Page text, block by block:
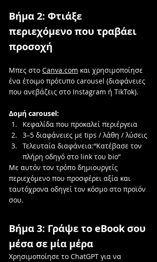
Βήμα 2: Φτιάξε
περιεχόμενο που τραβάει
προσοχή
Μπες στο Canva.com και χρησιμοποίησε
ένα έτοιμο πρότυπο carousel (διαφάνειες
που ανεβάζεις στο Instagram ή TikTok).
Δομή carousel:
Κεφαλίδα που προκαλεί περιέργεια
3–5 διαφάνειες με tips / λάθη / λύσεις
Τελευταία διαφάνεια:“Κατέβασε τον
πλήρη οδηγό στο link του bio”
Με αυτόν τον τρόπο δημιουργείς
περιεχόμενο που προσφέρει αξία και
ταυτόχρονα οδηγεί τον κόσμο στο προϊόν
σου.
Βήμα 3: Γράψε το eBook σου
μέσα σε μία μέρα
Χρησιμοποίησε το ChatGPT για να